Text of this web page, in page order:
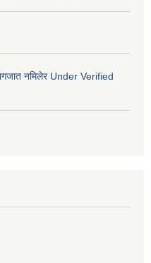
नमिलेर Under Verified